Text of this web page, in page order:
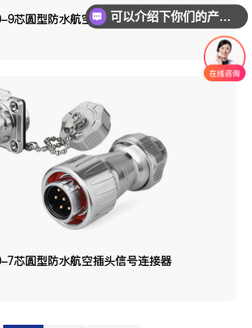
9芯圆型防水航空插头信号连接器
7芯圆型防水航空插头信号连接器
你们是怎么收费的呢？